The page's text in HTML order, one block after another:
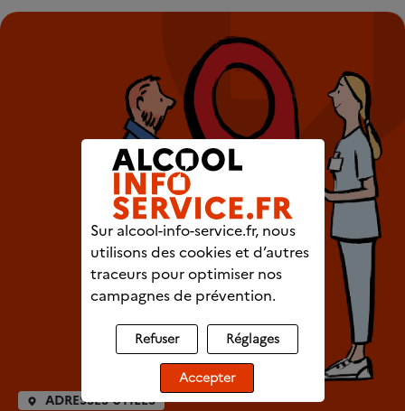
ADRESSES UTILES
Sur alcool-info-service.fr, nous
utilisons des cookies et d’autres
traceurs pour optimiser nos
campagnes de prévention.
Refuser Réglages
Accepter